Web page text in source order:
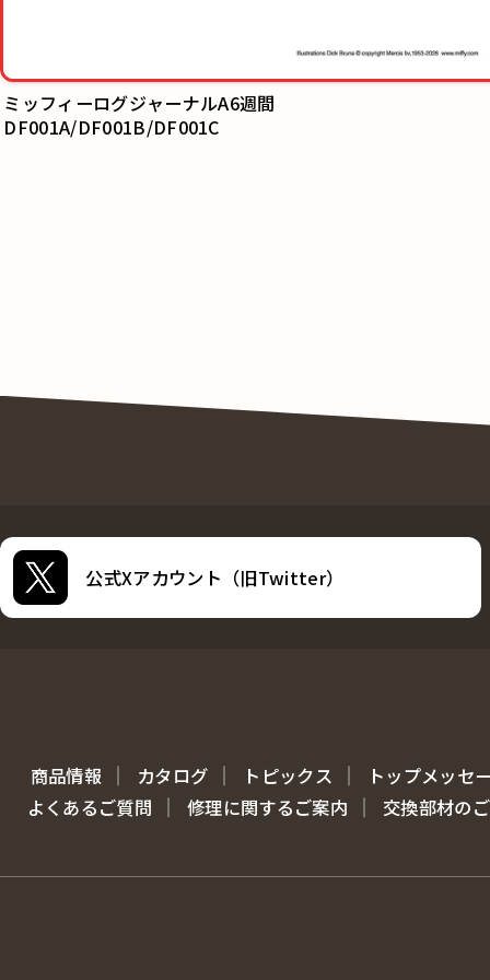
ミニツイン鉛筆削り
PM604BK/PM604BL
公式Xアカウント（旧Twitter）
商品情報 カタログ トピックス
トップメッセ
よくあるご質問
修理に関するご案内 交換部材の